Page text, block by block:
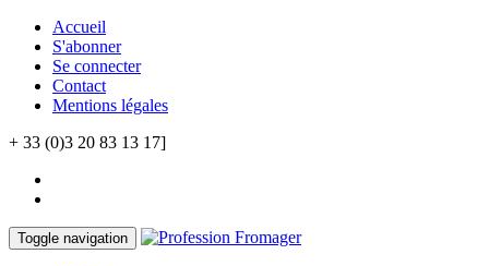
Accueil
S'abonner
Se connecter
Contact
Mentions légales
+ 33 (0)3 20 83 13 17]
Toggle navigation